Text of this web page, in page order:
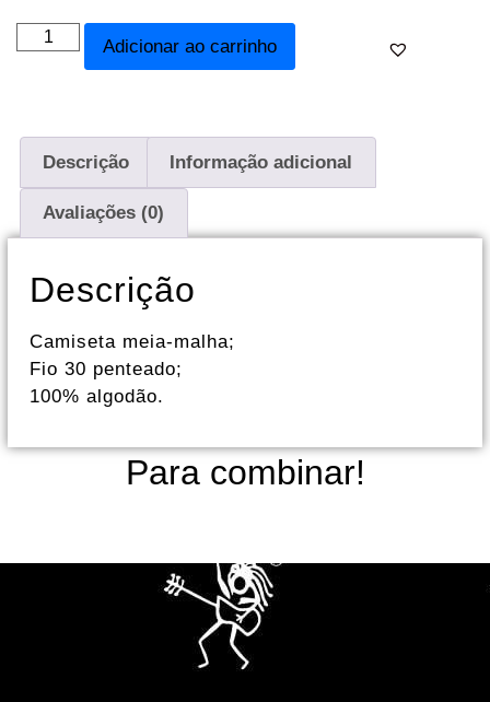
Adicionar ao carrinho
Descrição Informação adicional
Avaliações (0)
Descrição
Camiseta meia-malha;
Fio 30 penteado;
100% algodão.
Para combinar!